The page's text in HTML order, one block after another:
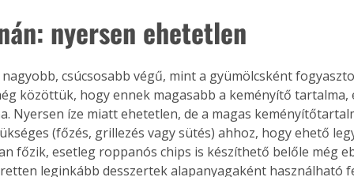
nyersen ehetetlen
csúcsosabb végű, mint a gyümölcsként
közöttük, hogy ennek magasabb a keményítő tartalma,
Nyersen íze miatt ehetetlen, de a magas
(főzés, grillezés vagy sütés) ahhoz, hogy ehető
főzik, esetleg roppanós chips is készíthető belőle még
leginkább desszertek alapanyagaként használható